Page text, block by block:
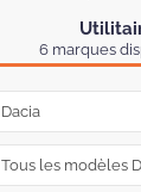
6 marques
Dacia
Tous les modèles